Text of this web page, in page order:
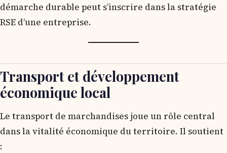
démarche durable peut s’inscrire dans la stratégie
RSE d’une entreprise.
Transport et développement
économique local
Le transport de marchandises joue un rôle central
dans la vitalité économique du territoire. Il soutient
: